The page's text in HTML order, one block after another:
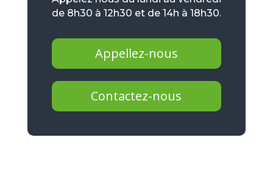
de 8h30 à 12h30 et de 14h à 18h30.
Appellez-nous
Contactez-nous